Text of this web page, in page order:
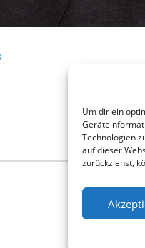
Um dir ein
Technologien
auf dieser
zurückziehst,